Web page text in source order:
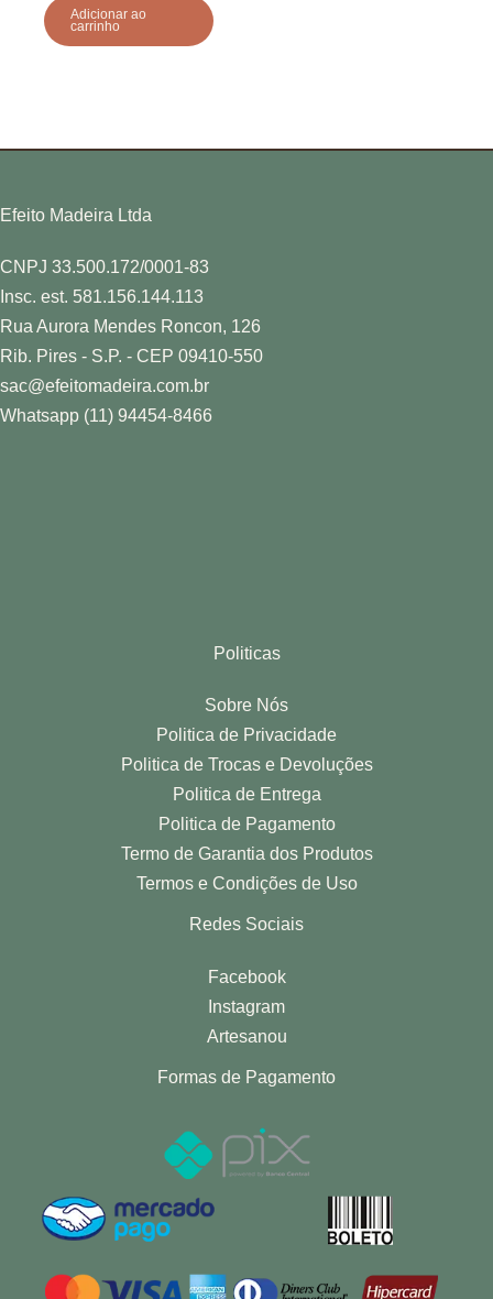
Adicionar ao
carrinho
Efeito Madeira Ltda
CNPJ 33.500.172/0001-83
Insc. est. 581.156.144.113
Rua Aurora Mendes Roncon, 126
Rib. Pires - S.P. - CEP 09410-550
sac@efeitomadeira.com.br
Whatsapp (11) 94454-8466
Politicas
Sobre Nós
Politica de Privacidade
Politica de Trocas e Devoluções
Politica de Entrega
Politica de Pagamento
Termo de Garantia dos Produtos
Termos e Condições de Uso
Redes Sociais
Facebook
Instagram
Artesanou
Formas de Pagamento